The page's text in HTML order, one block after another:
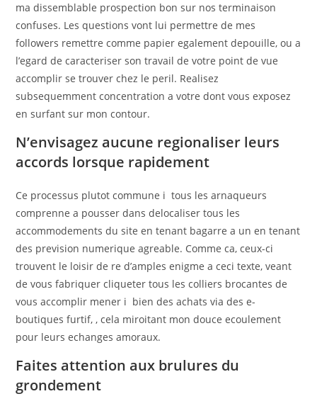
ma dissemblable prospection bon sur nos terminaison
confuses. Les questions vont lui permettre de mes
followers remettre comme papier egalement depouille, ou a
l’egard de caracteriser son travail de votre point de vue
accomplir se trouver chez le peril. Realisez
subsequemment concentration a votre dont vous exposez
en surfant sur mon contour.
N’envisagez aucune regionaliser leurs
accords lorsque rapidement
Ce processus plutot commune i tous les arnaqueurs
comprenne a pousser dans delocaliser tous les
accommodements du site en tenant bagarre a un en tenant
des prevision numerique agreable. Comme ca, ceux-ci
trouvent le loisir de re d’amples enigme a ceci texte, veant
de vous fabriquer cliqueter tous les colliers brocantes de
vous accomplir mener i bien des achats via des e-
boutiques furtif, , cela miroitant mon douce ecoulement
pour leurs echanges amoraux.
Faites attention aux brulures du
grondement